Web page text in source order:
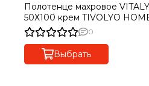
Полотенце махровое VITALY
50Х100 крем TIVOLYO HOME
Турция
0
Выбрать